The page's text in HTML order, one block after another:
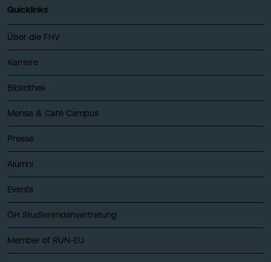
Quicklinks
Über die FHV
Karriere
Bibliothek
Mensa & Café Campus
Presse
Alumni
Events
ÖH Studierendenvertretung
Member of RUN-EU